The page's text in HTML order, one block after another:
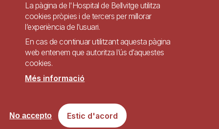
página
Contacte
Accessibilitat Avís legal Ajuda
Política de Privacitat de Sistemes de Vigilància
Lloc web accessible de conformitat amb el Reial Decret 1112/2018, de 7 de
setembre, sobre accessibilitat dels llocs web i aplicacions per a dispositius
La pàgina de l'Hospital de Bellvitge utilitza
cookies pròpies i de tercers per millorar
l’experiència de l’usuari.
En cas de continuar utilitzant aquesta pàgina
web entenem que autoritza l’ús d’aquestes
cookies.
Més informació
Estic d'acord
No accepto